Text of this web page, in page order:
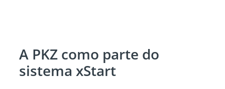
A PKZ como parte do
sistema xStart